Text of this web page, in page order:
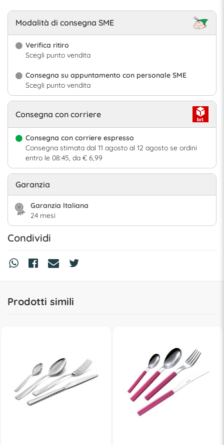
Modalità di consegna SME
Verifica ritiro
Scegli punto vendita
Consegna su appuntamento con personale SME
Scegli punto vendita
Consegna con corriere
Consegna con corriere espresso
Consegna stimata dal 11 agosto al 12 agosto se ordini
entro le 08:45, da € 6,99
Garanzia
Garanzia Italiana
24 mesi
Condividi
Prodotti simili